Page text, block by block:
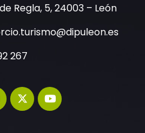
Regla, 5, 24003 – León
267